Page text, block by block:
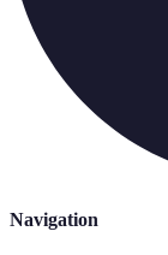
Navigation